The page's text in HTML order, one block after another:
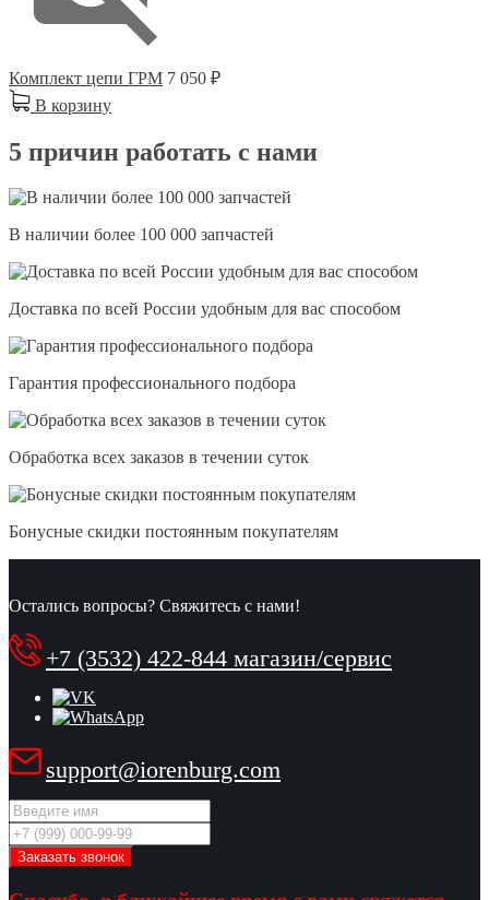
Комплект цепи ГРМ 7 050 ₽
В корзину
5 причин работать с нами
В наличии более 100 000 запчастей
Доставка по всей России удобным для вас способом
Гарантия профессионального подбора
Обработка всех заказов в течении суток
Бонусные скидки постоянным покупателям
Остались вопросы? Свяжитесь с нами!
+7 (3532) 422-844 магазин/сервис
support@iorenburg.com